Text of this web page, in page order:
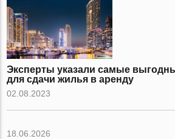
Эксперты указали самые
для сдачи жилья в аренду
02.08.2023
18.06.2026